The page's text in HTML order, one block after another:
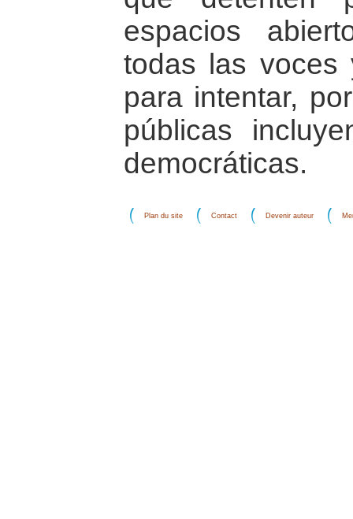
espacios
todas las voces
para intentar,
públicas
democráticas.
Plan du site Contact Devenir auteur